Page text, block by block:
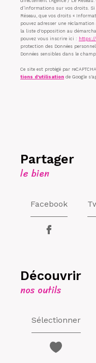
d’informations sur vos droits. Si
Réseau, que vos droits «
pouvez adresser une
la liste d'opposition au
pouvez vous inscrire ici : https://
protection des Données
Données sensibles dans le
Ce site est protégé par
tions d'utilisation de Google
partager
le bien
Facebook
découvrir
nos outils
Sélectionner